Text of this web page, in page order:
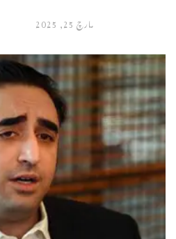
مارچ 25, 2025